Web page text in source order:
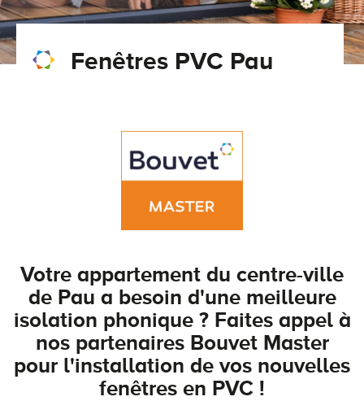
Fenêtres PVC Pau
Votre appartement du centre-ville
de Pau a besoin d'une meilleure
isolation phonique ? Faites appel à
nos partenaires Bouvet Master
pour l'installation de vos nouvelles
fenêtres en PVC !
Conseils pour choisir
Demander un devis
Tous nos accessoires volets roulants
Tous nos accessoires volets battants
Classique
Accessoires
Télécharger le catalogue